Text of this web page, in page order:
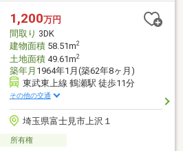
1,200万円
間取り 3DK
建物面積58.51m2
土地面積49.61m2
築年月 1964年1月(築62年8ヶ月)
東武東上線 鶴瀬駅 徒歩11分
その他の交通
埼玉県富士見市上沢１
所有権